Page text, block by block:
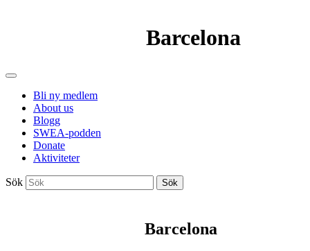
Barcelona
Bli ny medlem
About us
Blogg
SWEA-podden
Donate
Aktiviteter
Sök Sök
Barcelona